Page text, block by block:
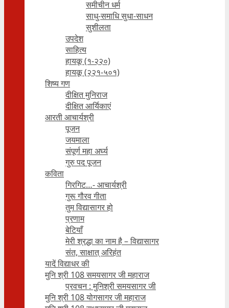
समीचीन धर्म
साधु-समाधि सुधा-साधन
सुशीलता
उपदेश
साहित्य
हायकू (१‍-२२०)
हायकू (२२१-५०१)
शिष्य गण
दीक्षित मुनिराज
दीक्षित आर्यिकाएं
आरती आचार्यश्री
पूजन
जयमाला
संपूर्ण महा अर्घ्य
गुरु पद पूजन
कविता
गिरगिट…- आचार्यश्री
गुरू गौरव गीता
तुम विद्यासागर हो
प्रणाम
बेटियाँ
मेरी श्रद्धा का नाम है – विद्यासागर
संत, साक्षात् अरिहंत
यादें विद्याधर की
मुनि श्री 108 समयसागर जी महाराज
प्रवचन : मुनिश्री समयसागर जी
मुनि श्री 108 योगसागर जी महाराज